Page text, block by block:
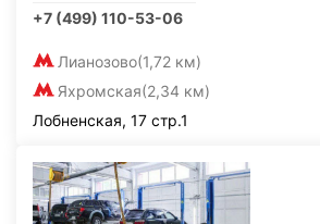
+7 (499) 110-53-06
Лианозово(1,72 км)
Яхромская(2,34 км)
Лобненская, 17 стр.1